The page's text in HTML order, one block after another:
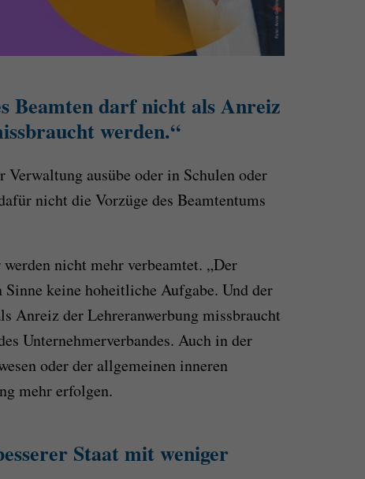
Beamten darf nicht als Anreiz
werden.“
ausübe oder in Schulen oder
nicht die Vorzüge des Beamtentums
nicht mehr verbeamtet. „Der
keine hoheitliche Aufgabe. Und der
Anreiz der Lehreranwerbung missbraucht
Unternehmerverbandes. Auch in der
oder der allgemeinen inneren
mehr erfolgen.
Staat mit weniger